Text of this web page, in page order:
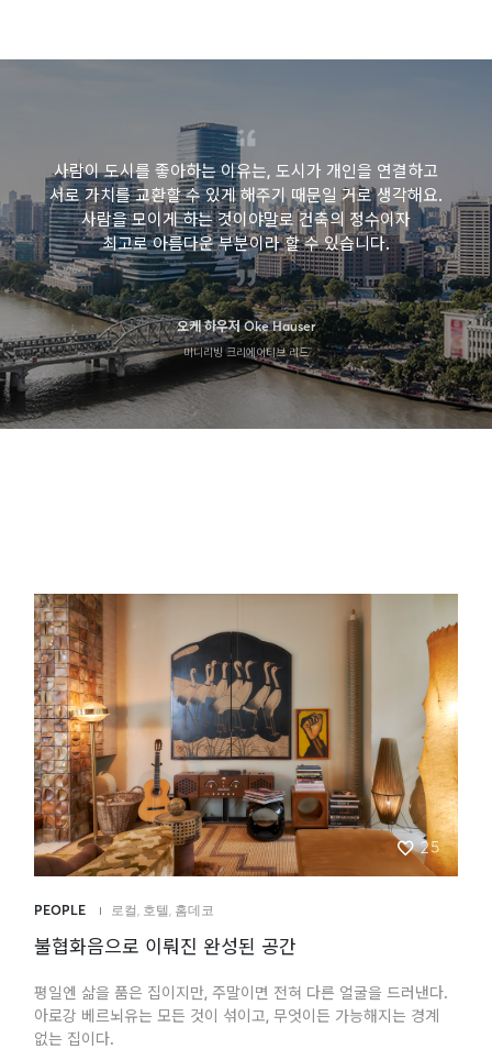
사람이 도시를 좋아하는 이유는, 도시가 개인을 연결하고
서로 가치를 교환할 수 있게 해주기 때문일 거로 생각해요.
사람을 모이게 하는 것이야말로 건축의 정수이자
최고로 아름다운 부분이라 할 수 있습니다.
오케 하우저 Oke Hauser
미니리빙 크리에이티브 리드
25
PEOPLE 로컬 호텔 홈데코
불협화음으로 이뤄진 완성된 공간
평일엔 삶을 품은 집이지만, 주말이면 전혀 다른 얼굴을 드러낸다.
아로강 베르뇌유는 모든 것이 섞이고, 무엇이든 가능해지는 경계
없는 집이다.